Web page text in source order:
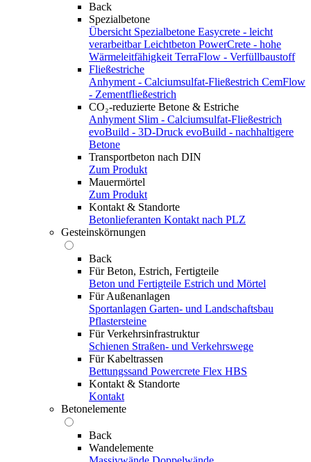
Back
Spezialbetone
Übersicht Spezialbetone Easycrete - leicht
verarbeitbar Leichtbeton PowerCrete - hohe
Wärmeleitfähigkeit TerraFlow - Verfüllbaustoff
Fließestriche
Anhyment - Calciumsulfat-Fließestrich CemFlow
- Zementfließestrich
CO₂-reduzierte Betone & Estriche
Anhyment Slim - Calciumsulfat-Fließestrich
evoBuild - 3D-Druck evoBuild - nachhaltigere
Betone
Transportbeton nach DIN
Zum Produkt
Mauermörtel
Zum Produkt
Kontakt & Standorte
Betonlieferanten Kontakt nach PLZ
Gesteinskörnungen
Back
Für Beton, Estrich, Fertigteile
Beton und Fertigteile Estrich und Mörtel
Für Außenanlagen
Sportanlagen Garten- und Landschaftsbau
Pflastersteine
Für Verkehrsinfrastruktur
Schienen Straßen- und Verkehrswege
Für Kabeltrassen
Bettungssand Powercrete Flex HBS
Kontakt & Standorte
Kontakt
Betonelemente
Back
Wandelemente